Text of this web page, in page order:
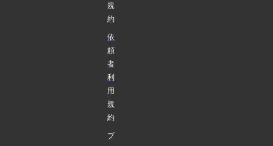
規
約
依
頼
者
利
用
規
約
プ